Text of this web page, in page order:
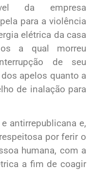
da empresa
para a violência
elétrica da casa
a qual morreu
de seu
apelos quanto a
de inalação para
antirrepublicana e,
por ferir o
humana, com a
a fim de coagir